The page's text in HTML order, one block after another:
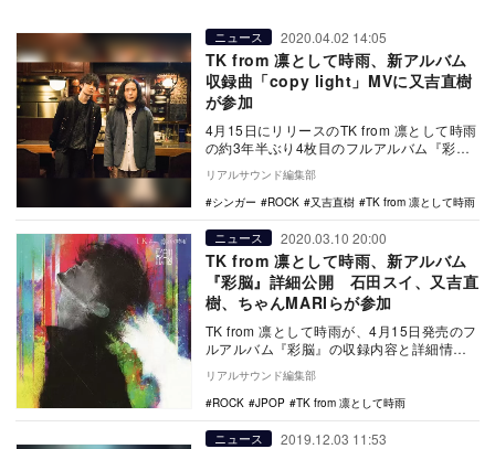
ニュース 2020.04.02 14:05
TK from 凛として時雨、新アルバム
収録曲「copy light」MVに又吉直樹
が参加
4月15日にリリースのTK from 凛として時雨
の約3年半ぶり4枚目のフルアルバム『彩
脳』収録曲「copy light」MVに…
リアルサウンド編集部
シンガー
ROCK 又吉直樹 TK from 凛として時雨
ニュース 2020.03.10 20:00
TK from 凛として時雨、新アルバム
『彩脳』詳細公開 石田スイ、又吉直
樹、ちゃんMARIらが参加
TK from 凛として時雨が、4月15日発売のフ
ルアルバム『彩脳』の収録内容と詳細情報
を公開した。 CDジャケットには、2…
リアルサウンド編集部
ROCK
JPOP TK from 凛として時雨
ニュース 2019.12.03 11:53